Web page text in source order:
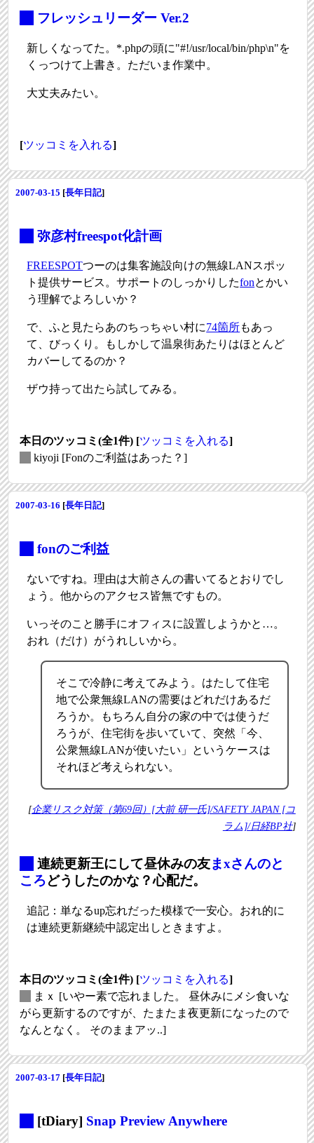
フレッシュリーダー Ver.2
新しくなってた。*.phpの頭に"#!/usr/local/bin/php\n"を
くっつけて上書き。ただいま作業中。
大丈夫みたい。
[ツッコミを入れる]
2007-03-15 [長年日記]
弥彦村freespot化計画
FREESPOTつーのは集客施設向けの無線LANスポッ
ト提供サービス。サポートのしっかりしたfonとかい
う理解でよろしいか？
で、ふと見たらあのちっちゃい村に74箇所もあっ
て、びっくり。もしかして温泉街あたりはほとんど
カバーしてるのか？
ザウ持って出たら試してみる。
本日のツッコミ(全1件) [ツッコミを入れる]
kiyoji [Fonのご利益はあった？]
2007-03-16 [長年日記]
fonのご利益
ないですね。理由は大前さんの書いてるとおりでし
ょう。他からのアクセス皆無ですもの。
いっそのこと勝手にオフィスに設置しようかと…。
おれ（だけ）がうれしいから。
そこで冷静に考えてみよう。はたして住宅
地で公衆無線LANの需要はどれだけあるだ
ろうか。もちろん自分の家の中では使うだ
ろうが、住宅街を歩いていて、突然「今、
公衆無線LANが使いたい」というケースは
それほど考えられない。
[企業リスク対策（第69回）[大前 研一氏]/SAFETY JAPAN [コ
ラム]/日経BP社]
連続更新王にして昼休みの友まxさんのと
ころどうしたのかな？心配だ。
追記：単なるup忘れだった模様で一安心。おれ的に
は連続更新継続中認定出しときますよ。
本日のツッコミ(全1件) [ツッコミを入れる]
まｘ [いやー素で忘れました。 昼休みにメシ食いな
がら更新するのですが、たまたま夜更新になったので
なんとなく。 そのままアッ..]
2007-03-17 [長年日記]
[tDiary] Snap Preview Anywhere